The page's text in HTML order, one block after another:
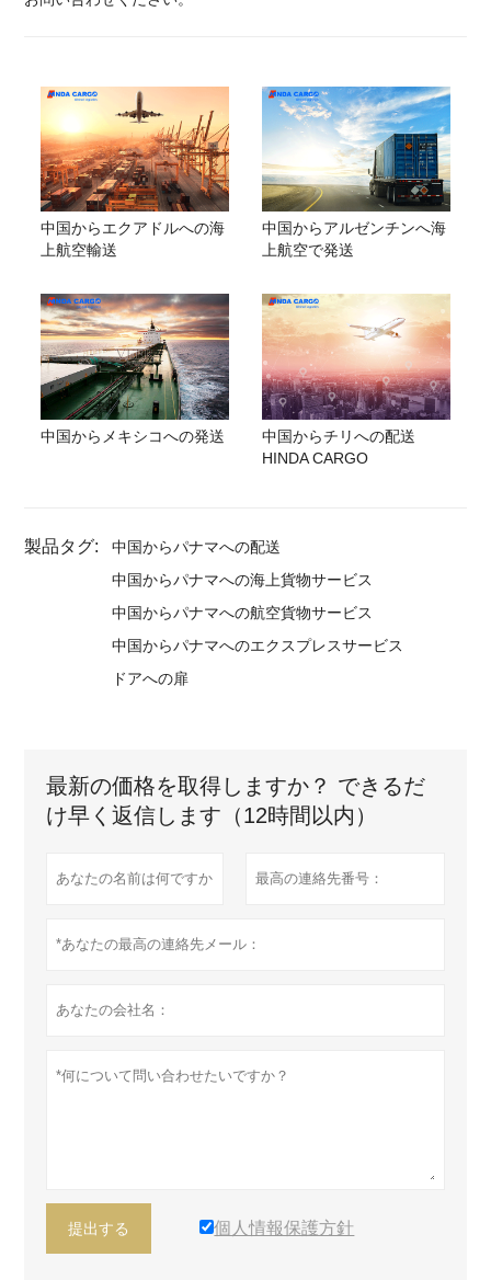
中国からエクアドルへの海
上航空輸送
中国からアルゼンチンへ海
上航空で発送
中国からメキシコへの発送
中国からチリへの配送
HINDA CARGO
製品タグ:
中国からパナマへの配送
中国からパナマへの海上貨物サービス
中国からパナマへの航空貨物サービス
中国からパナマへのエクスプレスサービス
ドアへの扉
最新の価格を取得しますか？ できるだ
け早く返信します（12時間以内）
提出する 個人情報保護方針